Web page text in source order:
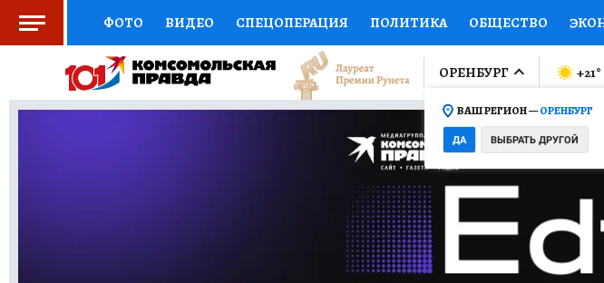
ФОТО ВИДЕО СПЕЦОПЕРАЦИЯ ПОЛИТИКА ОБЩЕСТВО
СОЦПОДДЕРЖКА НАУКА СПОРТ КОЛУМНИСТЫ
ВЫБОР ЭКСПЕРТОВ ДОКТОР ФИНАНСЫ ОТКРЫВАЕМ МИР Я
ПРОГНОЗЫ НА СПОРТ ПРОМОКОДЫ СЕРИАЛЫ
ТЕЛЕВИЗОР КОЛЛЕКЦИИ
НОВОЕ НА САЙТЕ
ОРЕНБУРГ
ВАШ РЕГИОН —ОРЕНБУРГ
ДА ВЫБРАТЬ ДРУГОЙ
+21°